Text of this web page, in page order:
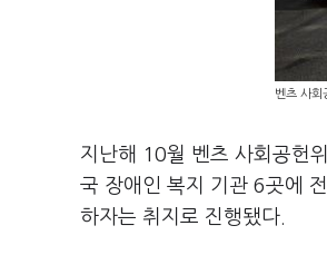
벤츠 사회
지난해 10월 벤츠 사회공헌
국 장애인 복지 기관 6곳에
하자는 취지로 진행됐다.